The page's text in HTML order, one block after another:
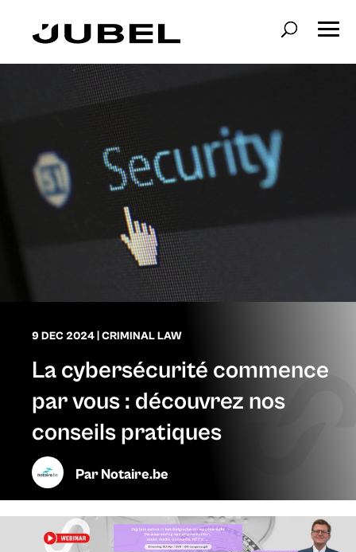
9 DEC 2024|CRIMINAL LAW
La cybersécurité commence
par vous : découvrez nos
conseils pratiques
ParNotaire.be